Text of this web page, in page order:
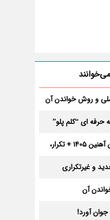
و روش خواندن آن
حرفه ای “کلم پلو”
ساعت جدید پخش مردان آهنین 1405 + تکرار،
و غیرتکراری
آن
آورد!